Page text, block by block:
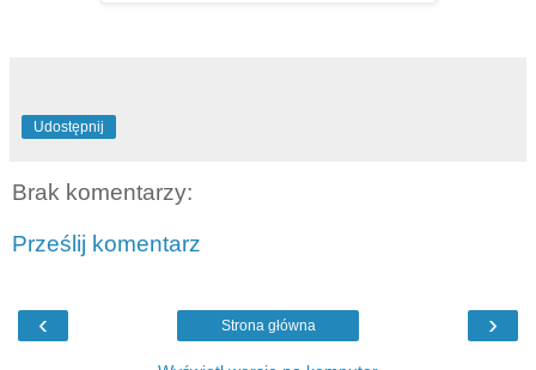
Udostępnij
Brak komentarzy:
Prześlij komentarz
‹ ›
Strona główna